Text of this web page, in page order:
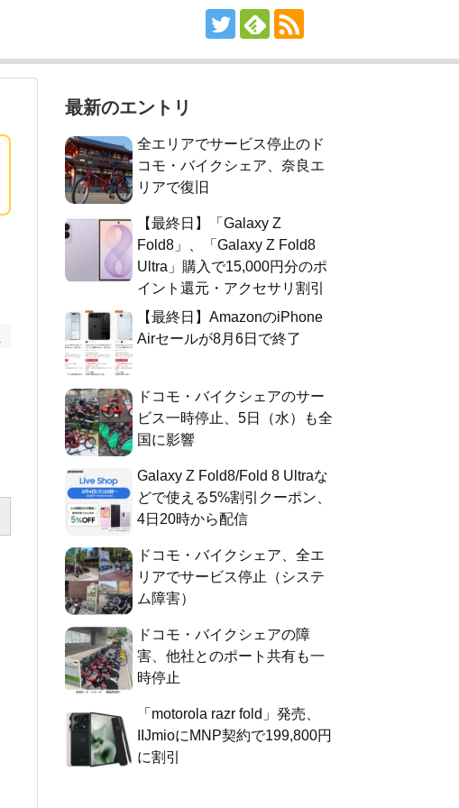
最新のエントリ
全エリアでサービス停止のド
コモ・バイクシェア、奈良エ
リアで復旧
【最終日】「Galaxy Z
Fold8」、「Galaxy Z Fold8
Ultra」購入で15,000円分のポ
イント還元・アクセサリ割引
【最終日】AmazonのiPhone
Airセールが8月6日で終了
ドコモ・バイクシェアのサー
ビス一時停止、5日（水）も全
国に影響
Galaxy Z Fold8/Fold 8 Ultraな
どで使える5%割引クーポン、
4日20時から配信
ドコモ・バイクシェア、全エ
リアでサービス停止（システ
ム障害）
ドコモ・バイクシェアの障
害、他社とのポート共有も一
時停止
「motorola razr fold」発売、
IIJmioにMNP契約で199,800円
に割引